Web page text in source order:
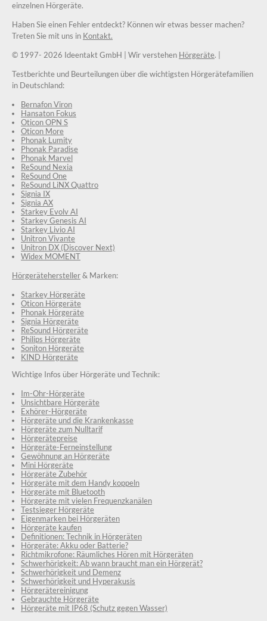
einzelnen Hörgeräte.
Haben Sie einen Fehler entdeckt? Können wir etwas besser machen?
Treten Sie mit uns in Kontakt.
© 1997- 2026 Ideentakt GmbH | Wir verstehen Hörgeräte. |
Testberichte und Beurteilungen über die wichtigsten Hörgerätefamilien
in Deutschland:
Bernafon Viron
Hansaton Fokus
Oticon OPN S
Oticon More
Phonak Lumity
Phonak Paradise
Phonak Marvel
ReSound Nexia
ReSound One
ReSound LiNX Quattro
Signia IX
Signia AX
Starkey Evolv AI
Starkey Genesis AI
Starkey Livio AI
Unitron Vivante
Unitron DX (Discover Next)
Widex MOMENT
Hörgerätehersteller& Marken:
Starkey Hörgeräte
Oticon Hörgeräte
Phonak Hörgeräte
Signia Hörgeräte
ReSound Hörgeräte
Philips Hörgeräte
Soniton Hörgeräte
KIND Hörgeräte
Wichtige Infos über Hörgeräte und Technik:
Im-Ohr-Hörgeräte
Unsichtbare Hörgeräte
Exhörer-Hörgeräte
Hörgeräte und die Krankenkasse
Hörgeräte zum Nulltarif
Hörgerätepreise
Hörgeräte-Ferneinstellung
Gewöhnung an Hörgeräte
Mini Hörgeräte
Hörgeräte Zubehör
Hörgeräte mit dem Handy koppeln
Hörgeräte mit Bluetooth
Hörgeräte mit vielen Frequenzkanälen
Testsieger Hörgeräte
Eigenmarken bei Hörgeräten
Hörgeräte kaufen
Definitionen: Technik in Hörgeräten
Hörgeräte: Akku oder Batterie?
Richtmikrofone: Räumliches Hören mit Hörgeräten
Schwerhörigkeit: Ab wann braucht man ein Hörgerät?
Schwerhörigkeit und Demenz
Schwerhörigkeit und Hyperakusis
Hörgerätereinigung
Gebrauchte Hörgeräte
Hörgeräte mit IP68 (Schutz gegen Wasser)